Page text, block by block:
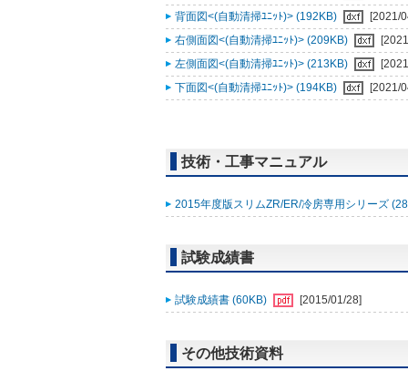
背面図<(自動清掃ﾕﾆｯﾄ)> (192KB)
[2021/
右側面図<(自動清掃ﾕﾆｯﾄ)> (209KB)
左側面図<(自動清掃ﾕﾆｯﾄ)> (213KB)
下面図<(自動清掃ﾕﾆｯﾄ)> (194KB)
[2021/
技術・工事マニュアル
2015年度版スリムZR/ER/冷房専用シリーズ
試験成績書
試験成績書 (60KB) [2015/01/28]
その他技術資料